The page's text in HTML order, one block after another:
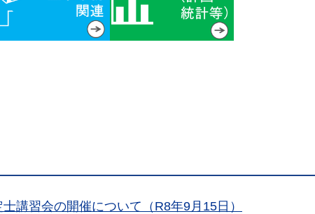
講習会の開催について（R8年9月15日）